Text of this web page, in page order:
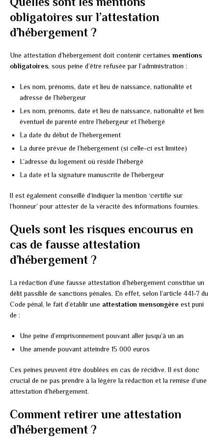
obligatoires sur l’attestation
d’hébergement ?
Une attestation d’hébergement doit contenir certaines mentions
obligatoires, sous peine d’être refusée par l’administration :
Les nom, prénoms, date et lieu de naissance, nationalité et
adresse de l’hébergeur
Les nom, prénoms, date et lieu de naissance, nationalité et lien
éventuel de parenté entre l’hébergeur et l’hébergé
La date du début de l’hébergement
La durée prévue de l’hébergement (si celle-ci est limitée)
L’adresse du logement où réside l’hébergé
La date et la signature manuscrite de l’hébergeur
Il est également conseillé d’indiquer la mention ‘certifie sur
l’honneur’ pour attester de la véracité des informations fournies.
Quels sont les risques encourus en
cas de fausse attestation
d’hébergement ?
La rédaction d’une fausse attestation d’hébergement constitue un
délit passible de sanctions pénales. En effet, selon l’article 441-7 du
Code pénal, le fait d’établir une attestation mensongère est puni
de :
Une peine d’emprisonnement pouvant aller jusqu’à un an
Une amende pouvant atteindre 15 000 euros
Ces peines peuvent être doublées en cas de récidive. Il est donc
crucial de ne pas prendre à la légère la rédaction et la remise d’une
attestation d’hébergement.
Comment retirer une attestation
d’hébergement ?